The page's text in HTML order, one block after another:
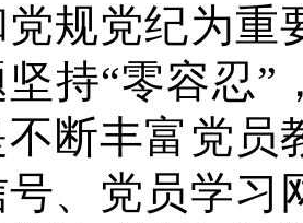
规党纪为重
持“零容忍”
断丰富党员
、党员学习